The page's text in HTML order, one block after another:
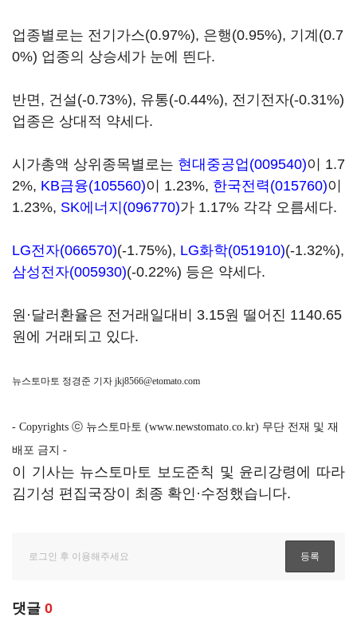
업종별로는 전기가스(0.97%), 은행(0.95%), 기계(0.7
0%) 업종의 상승세가 눈에 띈다.
반면, 건설(-0.73%), 유통(-0.44%), 전기전자(-0.31%)
업종은 상대적 약세다.
시가총액 상위종목별로는 현대중공업(009540)이 1.7
2%, KB금융(105560)이 1.23%, 한국전력(015760)이
1.23%, SK에너지(096770)가 1.17% 각각 오름세다.
LG전자(066570)(-1.75%), LG화학(051910)(-1.32%),
삼성전자(005930)(-0.22%) 등은 약세다.
원·달러환율은 전거래일대비 3.15원 떨어진 1140.65
원에 거래되고 있다.
뉴스토마토 정경준 기자 jkj8566@etomato.com
- Copyrights ⓒ 뉴스토마토 (www.newstomato.co.kr) 무단 전재 및 재
배포 금지 -
이 기사는 뉴스토마토 보도준칙 및 윤리강령에 따라
김기성 편집국장이 최종 확인·수정했습니다.
댓글 0